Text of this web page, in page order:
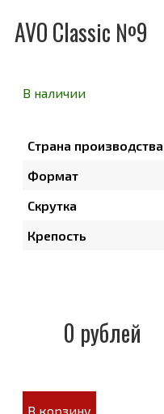
AVO Classic №9
В наличии
Страна производства
Формат
Скрутка
Крепость
0 рублей
В корзину